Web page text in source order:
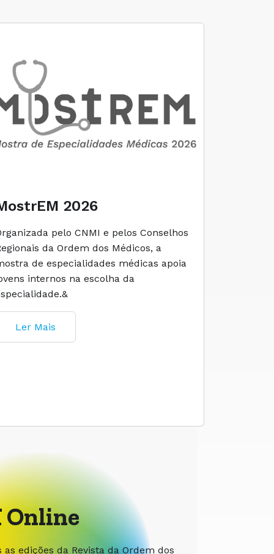
2026
pelo CNMI e pelos Conselhos
da Ordem dos Médicos, a
de especialidades médicas apoia
internos na escolha da
Ler Mais
Online
edições da Revista da Ordem dos